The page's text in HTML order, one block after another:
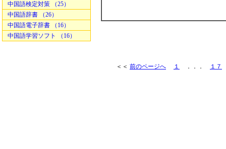
中国語検定対策 （25）
中国語辞書 （26）
中国語電子辞書 （16）
中国語学習ソフト （16）
＜＜ 前のページへ １ ．．． １７